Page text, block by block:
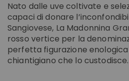
Nato dalle uve coltivate e
capaci di donare
Sangiovese, La Madonnina
rosso vertice per la
perfetta figurazione
chiantigiano che lo custodisce.